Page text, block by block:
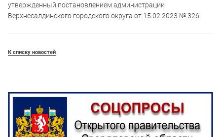
утвержденный постановлением администрации
Верхнесалдинского городского округа от 15.02.2023 № 326
К списку новостей